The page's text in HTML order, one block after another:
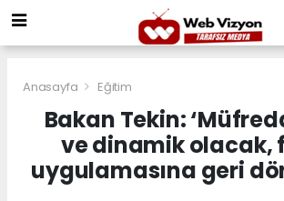
Anasayfa Eğitim
Bakan Tekin:
ve dinamik olacak,
uygulamasına geri